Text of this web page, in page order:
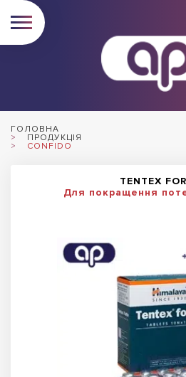
ГОЛОВНА
ПРОДУКЦІЯ
CONFIDO
TENTEX
Для покращення